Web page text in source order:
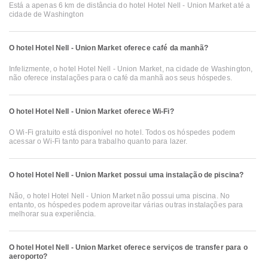
Está a apenas 6 km de distância do hotel Hotel Nell - Union Market até a
cidade de Washington
O hotel Hotel Nell - Union Market oferece café da manhã?
Infelizmente, o hotel Hotel Nell - Union Market, na cidade de Washington,
não oferece instalações para o café da manhã aos seus hóspedes.
O hotel Hotel Nell - Union Market oferece Wi-Fi?
O Wi-Fi gratuito está disponível no hotel. Todos os hóspedes podem
acessar o Wi-Fi tanto para trabalho quanto para lazer.
O hotel Hotel Nell - Union Market possui uma instalação de piscina?
Não, o hotel Hotel Nell - Union Market não possui uma piscina. No
entanto, os hóspedes podem aproveitar várias outras instalações para
melhorar sua experiência.
O hotel Hotel Nell - Union Market oferece serviços de transfer para o
aeroporto?